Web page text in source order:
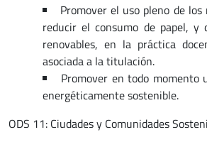
Promover el uso pleno de
reducir el consumo de papel, y
renovables, en la práctica
asociada a la titulación.
Promover en todo momento
energéticamente sostenible.
ODS 11: Ciudades y Comunidades